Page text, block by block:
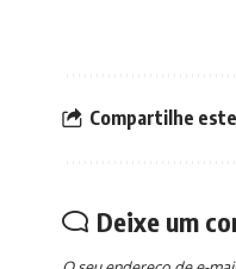
Compartilhe
Deixe um